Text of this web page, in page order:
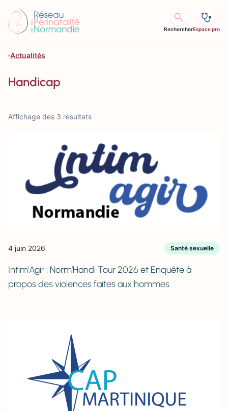
RechercherEspace pro
Actualités
Handicap
Affichage des 3 résultats
4 juin 2026 Santé sexuelle
Intim'Agir : Norm’Handi Tour 2026 et Enquête à
propos des violences faites aux hommes